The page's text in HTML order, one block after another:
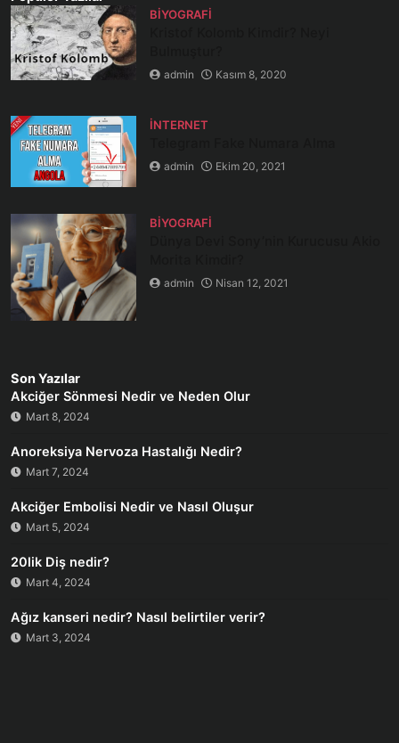
BIYOGRAFI
admin Kasım 8, 2020
İNTERNET
admin Ekim 20, 2021
BIYOGRAFI
admin Nisan 12, 2021
Son Yazılar
Akciğer Sönmesi Nedir ve Neden Olur
Mart 8, 2024
Anoreksiya Nervoza Hastalığı Nedir?
Mart 7, 2024
Akciğer Embolisi Nedir ve Nasıl Oluşur
Mart 5, 2024
20lik Diş nedir?
Mart 4, 2024
Ağız kanseri nedir? Nasıl belirtiler verir?
Mart 3, 2024